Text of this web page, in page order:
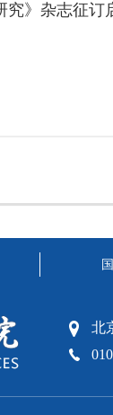
究》杂志征订
北